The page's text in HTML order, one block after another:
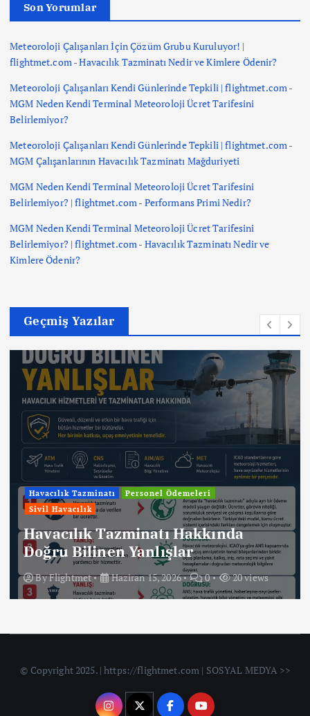
Son Yorumlar
Meteoroloji Çalışanları İçin Çözüm Grubu Kuruluyor! |
flightmet.com-Havacılık Tazminatı Nedir ve Kimlere Ödenir?
Meteoroloji Çalışanları Kendi Günlerinde Tepkili | flightmet.com-
MGM Neden Kendi Terminal Meteoroloji Ücret Tarifesini
Belirlemiyor?
Meteoroloji Çalışanları Kendi Günlerinde Tepkili | flightmet.com-
MGM Çalışanlarının Havacılık Tazminatı Mağduriyeti
MGM Neden Kendi Terminal Meteoroloji Ücret Tarifesini
Belirlemiyor? | flightmet.com- Performans Primi Nedir?
MGM Neden Kendi Terminal Meteoroloji Ücret Tarifesini
Belirlemiyor? | flightmet.com- Havacılık Tazminatı Nedir ve
Kimlere Ödenir?
Geçmiş Yazılar
Havacılık Tazminatı
Personel Ödemeleri
Sivil Havacılık
Havacılık Tazminatı Hakkında
Doğru Bilinen Yanlışlar
ByFlightmet Haziran 15, 2026 0 20 views
© Copyright 2025. | https://flightmet.com | SOSYAL MEDYA >>